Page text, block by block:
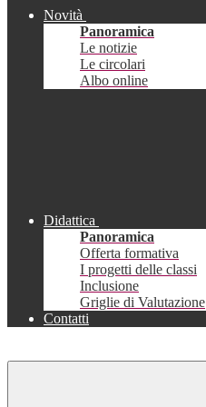
Novità
Panoramica
Le notizie
Le circolari
Albo online
Didattica
Panoramica
Offerta formativa
I progetti delle classi
Inclusione
Griglie di Valutazione
Contatti